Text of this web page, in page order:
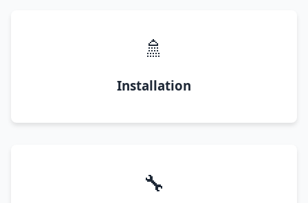
🚿
Installation
🔧